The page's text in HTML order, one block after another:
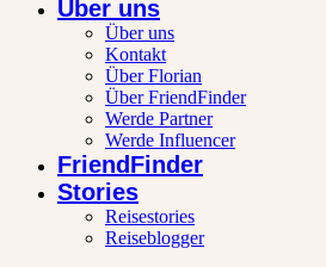
Über uns
Über uns
Kontakt
Über Florian
Über FriendFinder
Werde Partner
Werde Influencer
FriendFinder
Stories
Reisestories
Reiseblogger